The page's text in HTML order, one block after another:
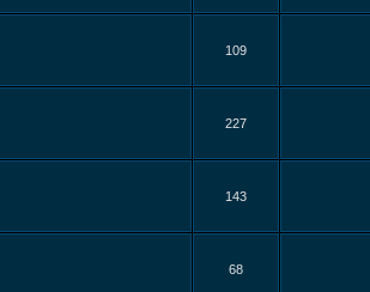
109
227
143
68